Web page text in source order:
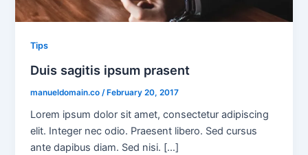
Tips
Duis sagitis ipsum prasent
manueldomain.co /February 20, 2017
Lorem ipsum dolor sit amet, consectetur adipiscing
elit. Integer nec odio. Praesent libero. Sed cursus
ante dapibus diam. Sed nisi. […]